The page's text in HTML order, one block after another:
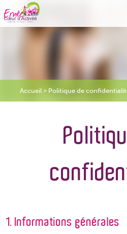
Accueil> Politique de
1. Informations générales